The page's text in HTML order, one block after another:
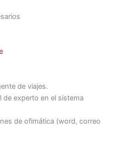
de viajes.
de experto en el sistema
de ofimática (word, correo